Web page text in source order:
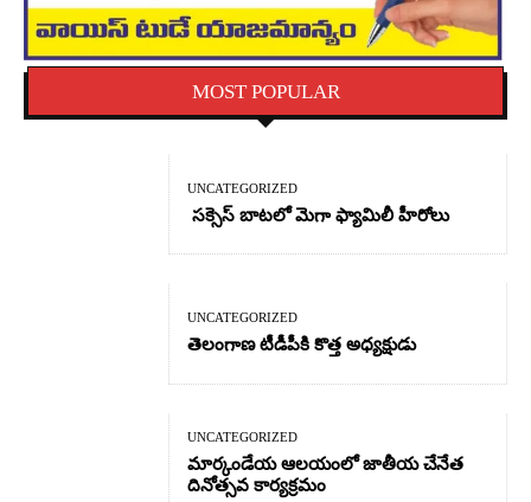
MOST POPULAR
UNCATEGORIZED
సక్సెస్ బాటలో మెగా ఫ్యామిలీ హీరోలు
UNCATEGORIZED
తెలంగాణ టీడీపీకి కొత్త అధ్యక్షుడు
UNCATEGORIZED
మార్కండేయ ఆలయంలో జాతీయ చేనేత
దినోత్సవ కార్యక్రమం